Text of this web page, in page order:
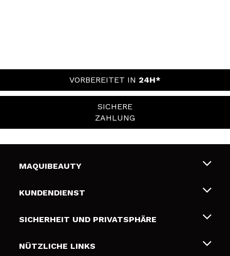
VORBEREITET IN 24H*
SICHERE
ZAHLUNG
MAQUIBEAUTY
Über uns
Geschenkkarten
KUNDENDIENST
Liefer- und Versandkosten
Zahlung
SICHERHEIT UND PRIVATSPHÄRE
Bedingungen und Datenschutz
NÜTZLICHE LINKS